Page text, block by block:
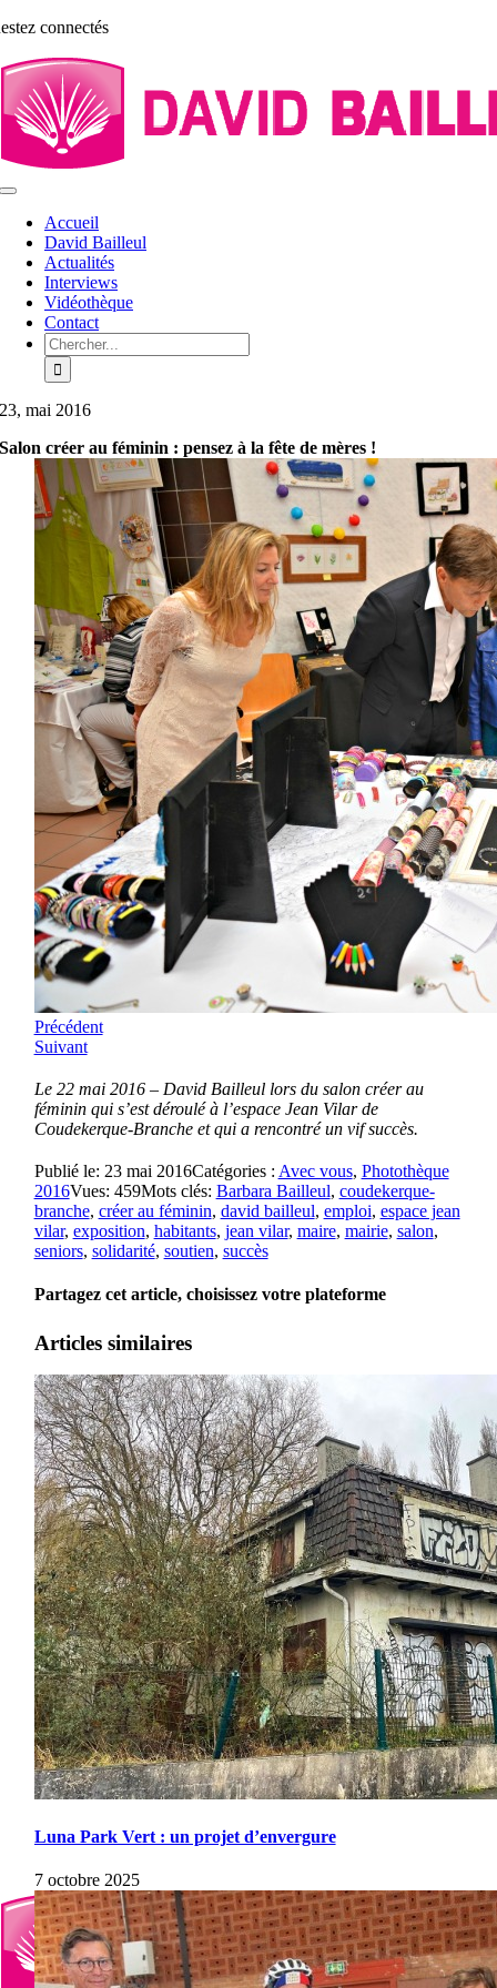
Aller
contenu
connectés
Toggle
NavigationAccueil
David Bailleul
Actualités
Interviews
Vidéothèque
Contact
Rechercher:
23, mai 2016
Salon créer au féminin : pensez à la fête de mères !
Précédent
Suivant
Le 22 mai 2016 – David Bailleul lors du salon créer au
féminin qui s’est déroulé à l’espace Jean Vilar de
Coudekerque-Branche et qui a rencontré un vif succès.
Publié le: 23 mai 2016Catégories : Avec vous, Photothèque
2016Vues: 459Mots clés: Barbara Bailleul, coudekerque-
branche, créer au féminin, david bailleul, emploi, espace jean
vilar, exposition, habitants, jean vilar, maire, mairie, salon,
seniors, solidarité, soutien, succès
Partagez cet article, choisissez votre plateforme
Articles similaires
Luna Park Vert : un projet d’envergure
7 octobre 2025